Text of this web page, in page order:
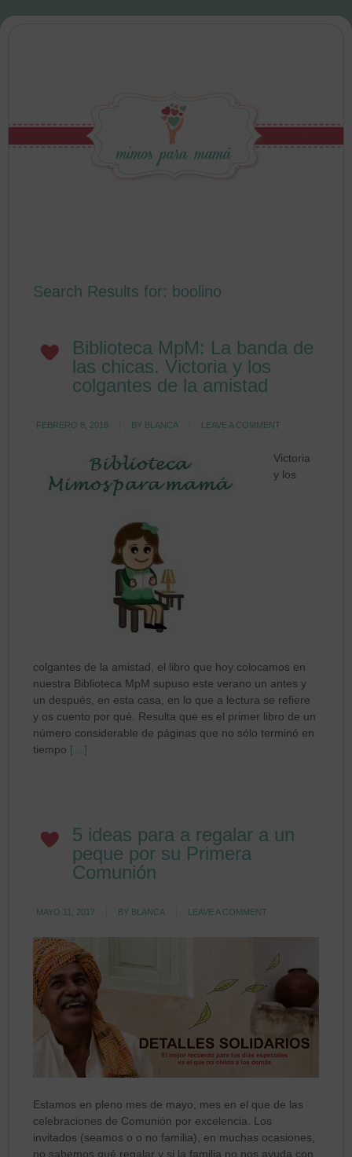
Search Results for: boolino
Biblioteca MpM: La banda de
las chicas. Victoria y los
colgantes de la amistad
FEBRERO 8, 2018 BY BLANCA LEAVE A COMMENT
Victoria
y los
colgantes de la amistad, el libro que hoy colocamos en
nuestra Biblioteca MpM supuso este verano un antes y
un después, en esta casa, en lo que a lectura se refiere
y os cuento por qué. Resulta que es el primer libro de un
número considerable de páginas que no sólo terminó en
tiempo […]
5 ideas para a regalar a un
peque por su Primera
Comunión
MAYO 11, 2017 BY BLANCA LEAVE A COMMENT
Estamos en pleno mes de mayo, mes en el que de las
celebraciones de Comunión por excelencia. Los
invitados (seamos o o no familia), en muchas ocasiones,
no sabemos qué regalar y si la familia no nos ayuda con